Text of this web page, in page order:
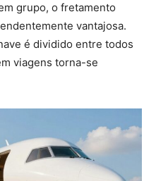
grupo, o fretamento
vantajosa.
é dividido entre todos
viagens torna-se